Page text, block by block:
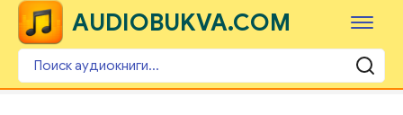
AUDIOBUKVA.COM